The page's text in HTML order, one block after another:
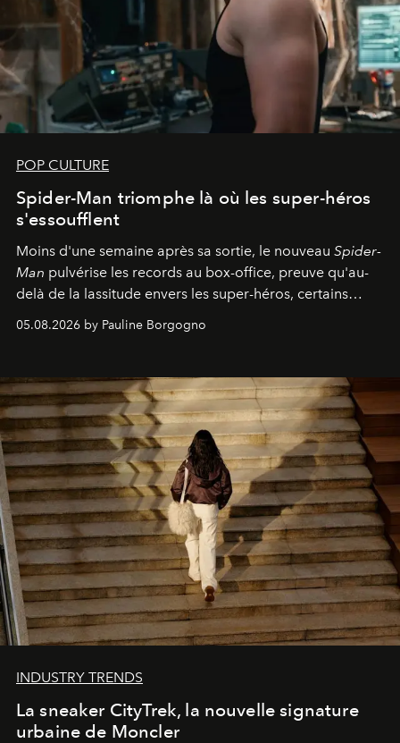
POP CULTURE
Spider-Man triomphe là où les super-héros
s'essoufflent
Moins d'une semaine après sa sortie, le nouveau Spider-
Man pulvérise les records au box-office, preuve qu'au-
delà de la lassitude envers les super-héros, certains
05.08.2026 by Pauline Borgogno
INDUSTRY TRENDS
La sneaker CityTrek, la nouvelle signature
urbaine de Moncler